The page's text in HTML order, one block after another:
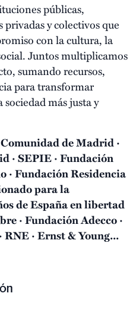
públicas,
y colectivos que
con la cultura, la
Juntos multiplicamos
sumando recursos,
para transformar
más justa y
de Madrid ·
· SEPIE · Fundación
· Fundación Residencia
para la
de España en libertad
· Fundación Adecco ·
RNE · Ernst & Young...